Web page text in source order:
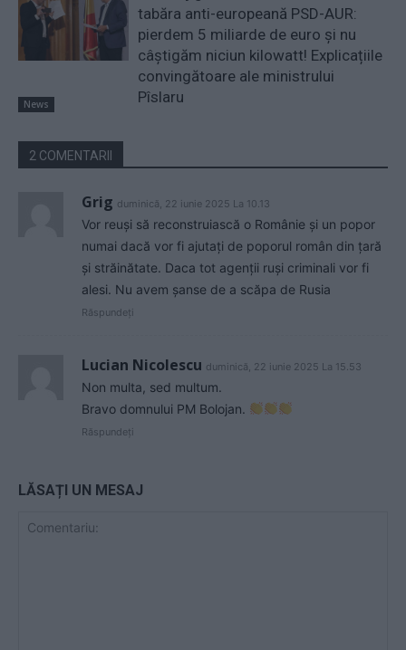
News
tabăra anti-europeană PSD-AUR:
pierdem 5 miliarde de euro și nu
câștigăm niciun kilowatt! Explicațiile
convingătoare ale ministrului
Pîslaru
2 COMENTARII
Grig duminică, 22 iunie 2025 La 10.13
Vor reuși să reconstruiască o Românie și un popor
numai dacă vor fi ajutați de poporul român din țară
și străinătate. Daca tot agenții ruși criminali vor fi
alesi. Nu avem șanse de a scăpa de Rusia
Răspundeți
Lucian Nicolescu duminică, 22 iunie 2025 La 15.53
Non multa, sed multum.
Bravo domnului PM Bolojan.
Răspundeți
LĂSAȚI UN MESAJ